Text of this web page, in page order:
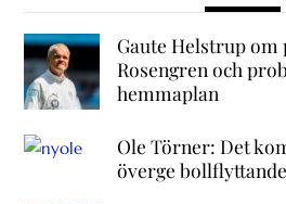
Gaute Helstrup om
Rosengren och
hemmaplan
Ole Törner: Det
överge